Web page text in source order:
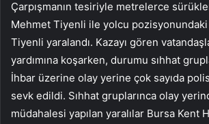
Çarpışmanın tesiriyle metrelerce
Mehmet Tiyenli ile yolcu
Tiyenli yaralandı. Kazayı gören
yardımına koşarken, durumu sıhhat
İhbar üzerine olay yerine çok sayıda polis
sevk edildi. Sıhhat gruplarınca olay
müdahalesi yapılan yaralılar Bursa Kent